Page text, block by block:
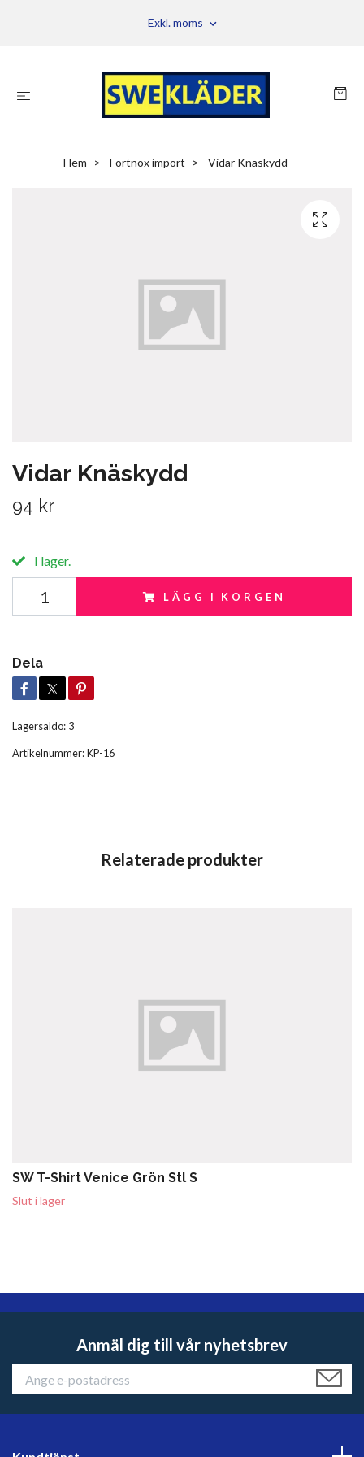
Exkl. moms
Hem Fortnox import Vidar Knäskydd
Vidar Knäskydd
94 kr
I lager.
LÄGG I KORGEN
Dela
Lagersaldo: 3
Artikelnummer:KP-16
SW T-Shirt Venice Grön Stl S
Slut i lager
Anmäl dig till vår nyhetsbrev